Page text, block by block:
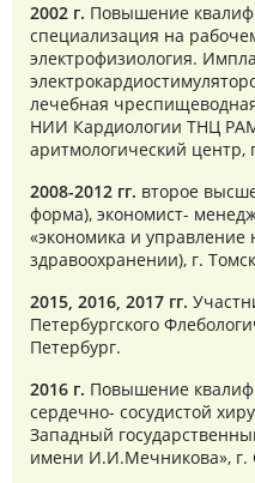
2002 г. Повышение
специализация на
электрофизиология.
лечебная
НИИ Кардиологии ТНЦ
аритмологический центр,
2008-2012 гг. второе
форма), экономист-
«экономика и
здравоохранении), г.
2015, 2016, 2017 гг.
Петербургского
Петербург.
2016 г. Повышение
сердечно- сосудистой
Западный
имени И.И.Мечникова», г.